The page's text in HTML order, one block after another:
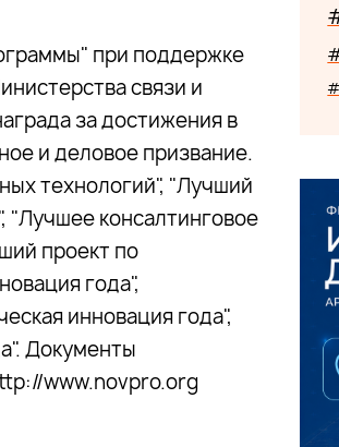
при поддержке
связи и
за достижения в
и деловое призвание.
технологий", "Лучший
"Лучшее консалтинговое
проект по
года",
инновация года",
Документы
www.novpro.org